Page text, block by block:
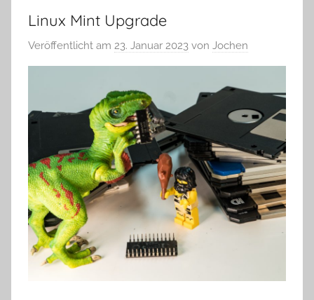
Linux Mint Upgrade
Veröffentlicht am 23. Januar 2023 von Jochen